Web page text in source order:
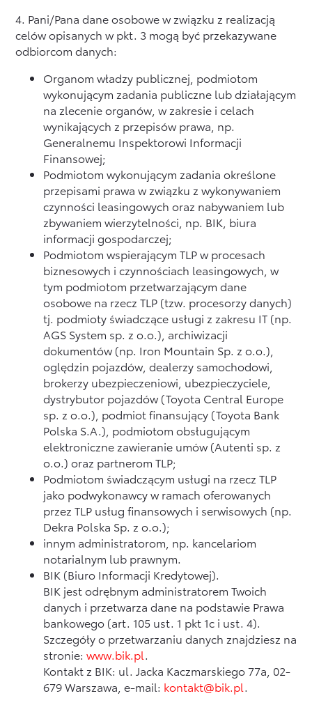
4. Pani/Pana dane osobowe w związku z realizacją
celów opisanych w pkt. 3 mogą być przekazywane
odbiorcom danych:
Organom władzy publicznej, podmiotom
wykonującym zadania publiczne lub działającym
na zlecenie organów, w zakresie i celach
wynikających z przepisów prawa, np.
Generalnemu Inspektorowi Informacji
Finansowej;
Podmiotom wykonującym zadania określone
przepisami prawa w związku z wykonywaniem
czynności leasingowych oraz nabywaniem lub
zbywaniem wierzytelności, np. BIK, biura
informacji gospodarczej;
Podmiotom wspierającym TLP w procesach
biznesowych i czynnościach leasingowych, w
tym podmiotom przetwarzającym dane
osobowe na rzecz TLP (tzw. procesorzy danych)
tj. podmioty świadczące usługi z zakresu IT (np.
AGS System sp. z o.o.), archiwizacji
dokumentów (np. Iron Mountain Sp. z o.o.),
oględzin pojazdów, dealerzy samochodowi,
brokerzy ubezpieczeniowi, ubezpieczyciele,
dystrybutor pojazdów (Toyota Central Europe
sp. z o.o.), podmiot finansujący (Toyota Bank
Polska S.A.), podmiotom obsługującym
elektroniczne zawieranie umów (Autenti sp. z
o.o.) oraz partnerom TLP;
Podmiotom świadczącym usługi na rzecz TLP
jako podwykonawcy w ramach oferowanych
przez TLP usług finansowych i serwisowych (np.
Dekra Polska Sp. z o.o.);
innym administratorom, np. kancelariom
notarialnym lub prawnym.
BIK (Biuro Informacji Kredytowej).
BIK jest odrębnym administratorem Twoich
danych i przetwarza dane na podstawie Prawa
bankowego (art. 105 ust. 1 pkt 1c i ust. 4).
Szczegóły o przetwarzaniu danych znajdziesz na
stronie: www.bik.pl.
Kontakt z BIK: ul. Jacka Kaczmarskiego 77a, 02-
679 Warszawa, e-mail: kontakt@bik.pl.